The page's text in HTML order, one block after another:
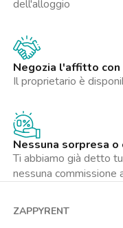
dell'alloggio
Negozia l'affitto
Il proprietario è
Nessuna sorpresa
Ti abbiamo già detto
nessuna commissione
ZAPPYRENT